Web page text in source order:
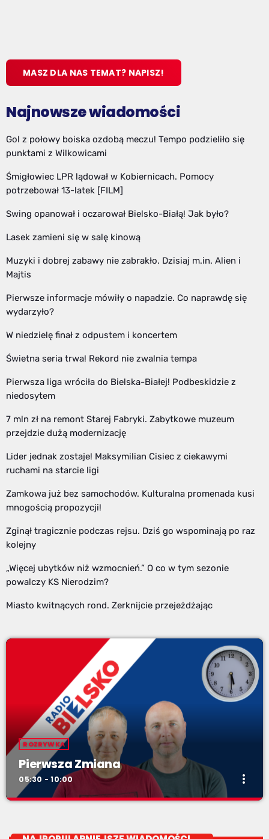
MASZ DLA NAS TEMAT? NAPISZ!
Najnowsze wiadomości
Gol z połowy boiska ozdobą meczu! Tempo podzieliło się
punktami z Wilkowicami
Śmigłowiec LPR lądował w Kobiernicach. Pomocy
potrzebował 13-latek [FILM]
Swing opanował i oczarował Bielsko-Białą! Jak było?
Lasek zamieni się w salę kinową
Muzyki i dobrej zabawy nie zabrakło. Dzisiaj m.in. Alien i
Majtis
Pierwsze informacje mówiły o napadzie. Co naprawdę się
wydarzyło?
W niedzielę finał z odpustem i koncertem
Świetna seria trwa! Rekord nie zwalnia tempa
Pierwsza liga wróciła do Bielska-Białej! Podbeskidzie z
niedosytem
7 mln zł na remont Starej Fabryki. Zabytkowe muzeum
przejdzie dużą modernizację
Lider jednak zostaje! Maksymilian Cisiec z ciekawymi
ruchami na starcie ligi
Zamkowa już bez samochodów. Kulturalna promenada kusi
mnogością propozycji!
Zginął tragicznie podczas rejsu. Dziś go wspominają po raz
kolejny
„Więcej ubytków niż wzmocnień.” O co w tym sezonie
powalczy KS Nierodzim?
Miasto kwitnących rond. Zerknijcie przejeżdżając
ROZRYWKA
Pierwsza Zmiana
05:30 - 10:00 more_vert